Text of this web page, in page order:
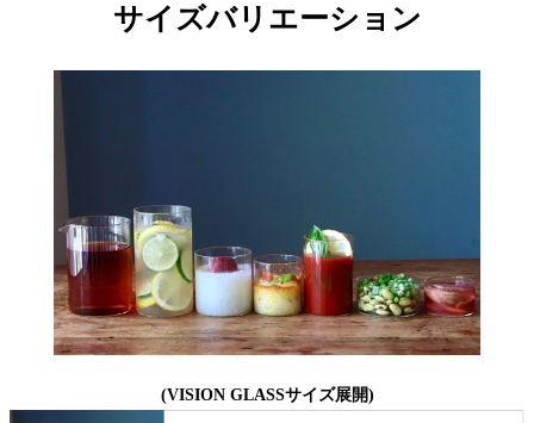
サイズバリエーション
(VISION GLASSサイズ展開)